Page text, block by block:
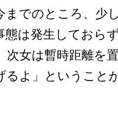
までのところ、少
態は発生しておら
次女は暫時距離を
るよ」ということ